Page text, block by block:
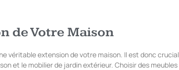
de Votre Maison
véritable extension de votre maison. Il est donc crucial
et le mobilier de jardin extérieur. Choisir des meubles